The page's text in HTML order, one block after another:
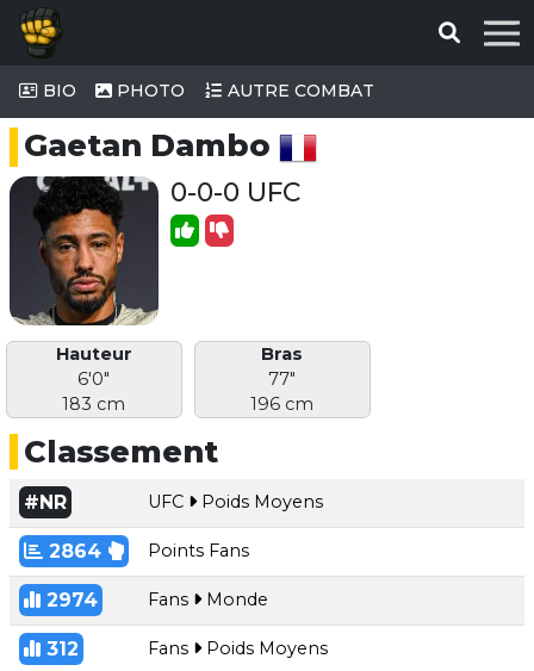
BIO PHOTO AUTRE COMBAT
Gaetan Dambo
0-0-0 UFC
Hauteur
6'0"
183 cm
Bras
77"
196 cm
Classement
#NR UFC Poids Moyens
2864 Points Fans
2974 Fans Monde
312 Fans Poids Moyens